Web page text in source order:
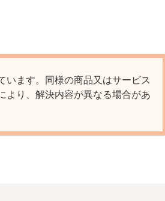
います。同様の商品又はサービス
より、解決内容が異なる場合があ